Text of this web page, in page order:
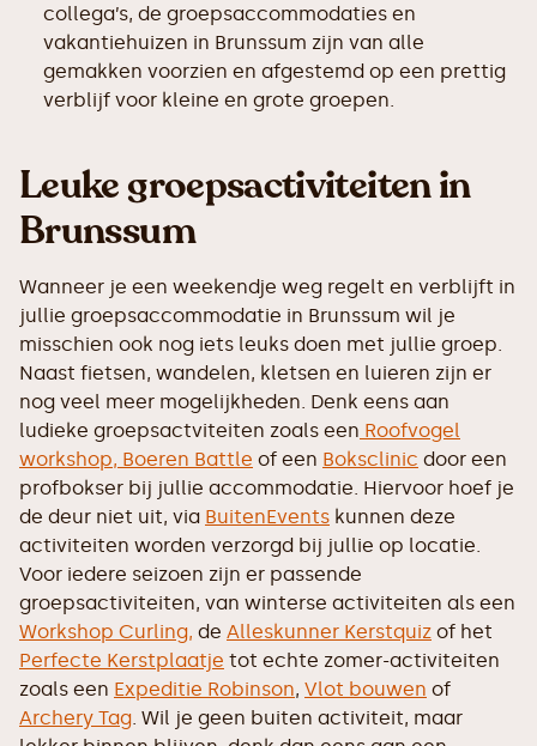
collega’s, de groepsaccommodaties en
vakantiehuizen in Brunssum zijn van alle
gemakken voorzien en afgestemd op een prettig
verblijf voor kleine en grote groepen.
Leuke groepsactiviteiten in
Brunssum
Wanneer je een weekendje weg regelt en verblijft in
jullie groepsaccommodatie in Brunssum wil je
misschien ook nog iets leuks doen met jullie groep.
Naast fietsen, wandelen, kletsen en luieren zijn er
nog veel meer mogelijkheden. Denk eens aan
ludieke groepsactviteiten zoals een Roofvogel
workshop, Boeren Battle of een Boksclinic door een
profbokser bij jullie accommodatie. Hiervoor hoef je
de deur niet uit, via BuitenEvents kunnen deze
activiteiten worden verzorgd bij jullie op locatie.
Voor iedere seizoen zijn er passende
groepsactiviteiten, van winterse activiteiten als een
Workshop Curling, de Alleskunner Kerstquiz of het
Perfecte Kerstplaatje tot echte zomer-activiteiten
zoals een Expeditie Robinson, Vlot bouwen of
Archery Tag . Wil je geen buiten activiteit, maar